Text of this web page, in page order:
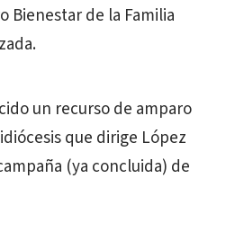
Bienestar de la Familia
un recurso de amparo
que dirige López
(ya concluida) de